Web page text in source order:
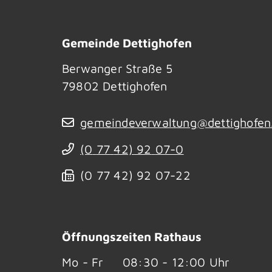
Gemeinde Dettighofen
Berwanger Straße 5
79802 Dettighofen
(0 77 42) 92 07-0
(0 77 42) 92 07-22
Öffnungszeiten Rathaus
Mo - Fr
08:30 - 12:00 Uhr